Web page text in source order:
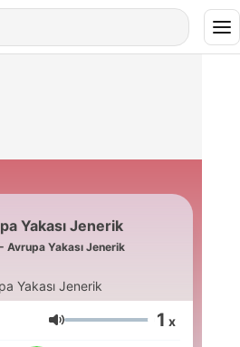
Yakası Jenerik
Avrupa Yakası Jenerik
Yakası Jenerik
Volumen 1 x